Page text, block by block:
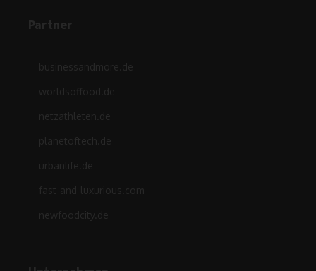
Partner
businessandmore.de
worldsoffood.de
netzathleten.de
planetoftech.de
urbanlife.de
fast-and-luxurious.com
newfoodcity.de